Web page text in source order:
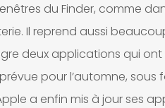
du Finder, comme
Il reprend aussi
deux applications qui ont
pour l’automne,
a enfin mis à jour ses